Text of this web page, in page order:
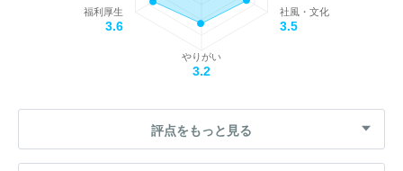
社風・文化
3.5
やりがい
3.2
福利厚生
3.6
評点をもっと見る